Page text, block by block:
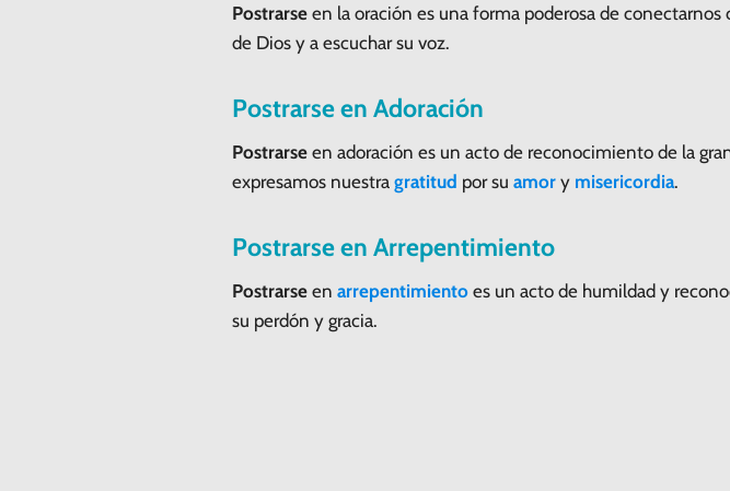
Postrarse en la oración es una forma poderosa de
de Dios y a escuchar su voz.
Postrarse en Adoración
Postrarse en adoración es un acto de reconocimiento de la
expresamos nuestra gratitud por su amor y misericordia.
Postrarse en Arrepentimiento
Postrarse en arrepentimiento es un acto de humildad y
su perdón y gracia.